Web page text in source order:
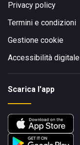
Privacy policy
Termini e condizioni
Gestione cookie
Accessibilità digitale
Scarica l'app